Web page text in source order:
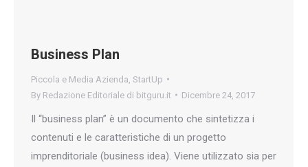
Business Plan
Piccola e Media Azienda StartUp
By Redazione Editoriale di bitguru.it Dicembre 24, 2017
Il “business plan” è un documento che sintetizza i
contenuti e le caratteristiche di un progetto
imprenditoriale (business idea). Viene utilizzato sia per